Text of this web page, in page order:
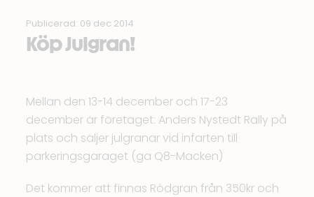
Publicerad: 09 dec 2014
Köp Julgran!
Mellan den 13-14 december och 17-23
december är företaget: Anders Nystedt Rally på
plats och säljer julgranar vid infarten till
parkeringsgaraget (ga Q8-Macken)
Det kommer att finnas Rödgran från 350kr och